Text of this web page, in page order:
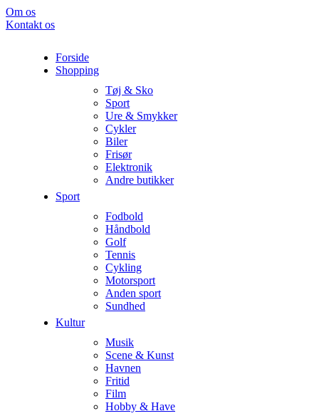
Om os
Kontakt os
Forside
Shopping
Tøj & Sko
Sport
Ure & Smykker
Cykler
Biler
Frisør
Elektronik
Andre butikker
Sport
Fodbold
Håndbold
Golf
Tennis
Cykling
Motorsport
Anden sport
Sundhed
Kultur
Musik
Scene & Kunst
Havnen
Fritid
Film
Hobby & Have